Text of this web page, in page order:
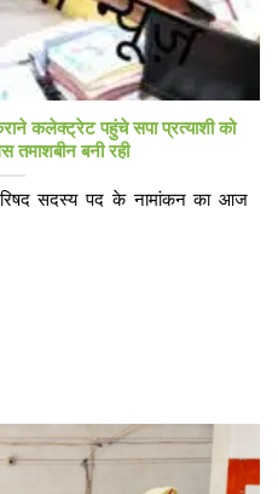
कलेक्ट्रेट पहुंचे सपा प्रत्याशी को
तमाशबीन बनी रही
परिषद सदस्य पद के नामांकन का आज